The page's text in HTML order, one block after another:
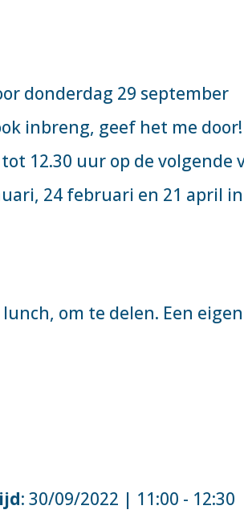
donderdag 29 september
inbreng, geef het me door!
12.30 uur op de volgende
24 februari en 21 april in
om te delen. Een eigen
: 30/09/2022 | 11:00 - 12:30